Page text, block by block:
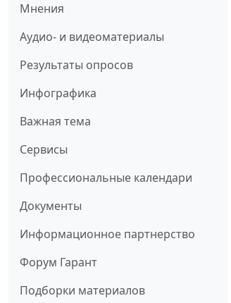
Мнения
Аудио- и видеоматериалы
Результаты опросов
Инфографика
Важная тема
Сервисы
Профессиональные календари
Документы
Информационное партнерство
Форум Гарант
Подборки материалов